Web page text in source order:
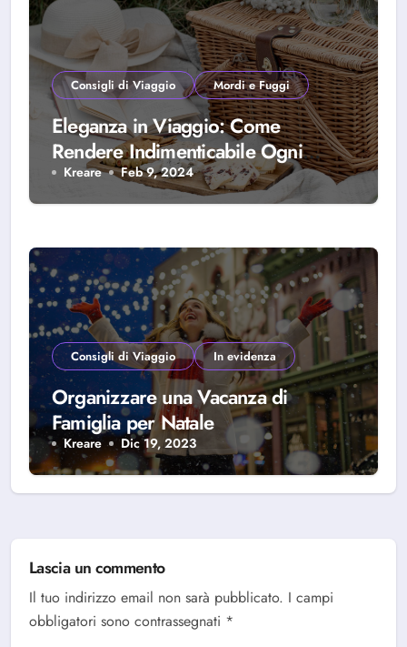
Consigli di Viaggio Mordi e Fuggi
Eleganza in Viaggio: Come
Rendere Indimenticabile Ogni
Picnic On the Road
Kreare Feb 9, 2024
Consigli di Viaggio In evidenza
Organizzare una Vacanza di
Famiglia per Natale
Kreare Dic 19, 2023
Lascia un commento
Il tuo indirizzo email non sarà pubblicato. I campi
obbligatori sono contrassegnati *